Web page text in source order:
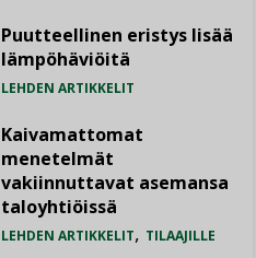
Puutteellinen eristys lisää
lämpöhäviöitä
LEHDEN ARTIKKELIT
Kaivamattomat
menetelmät
vakiinnuttavat asemansa
taloyhtiöissä
LEHDEN ARTIKKELIT, TILAAJILLE